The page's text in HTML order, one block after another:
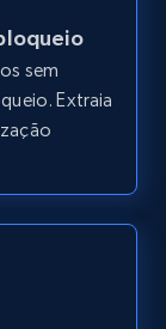
sem
Extraia